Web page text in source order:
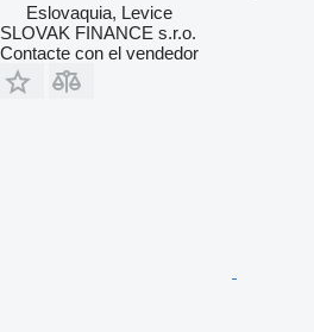
Eslovaquia, Levice
SLOVAK FINANCE s.r.o.
Contacte con el vendedor